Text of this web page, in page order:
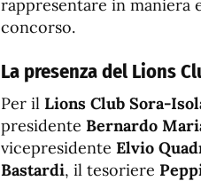
rappresentare in maniera
concorso.
La presenza del Lions
Per il Lions Club Sora-
presidente Bernardo
vicepresidente Elvio
Bastardi, il tesoriere